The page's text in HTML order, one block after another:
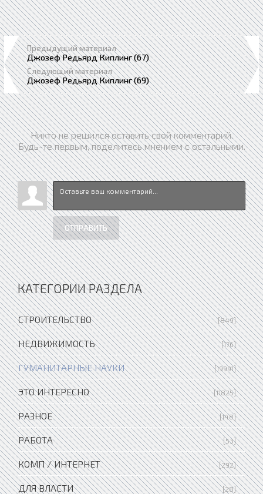
Предыдущий материал
Джозеф Редьярд Киплинг (67)
Следующий материал
Джозеф Редьярд Киплинг (69)
Никто не решился оставить свой комментарий.
Будь-те первым, поделитесь мнением с остальными.
ОТПРАВИТЬ
КАТЕГОРИИ РАЗДЕЛА
СТРОИТЕЛЬСТВО [849]
НЕДВИЖИМОСТЬ [176]
ГУМАНИТАРНЫЕ НАУКИ [19991]
ЭТО ИНТЕРЕСНО [11825]
РАЗНОЕ [148]
РАБОТА [53]
КОМП / ИНТЕРНЕТ [292]
ДЛЯ ВЛАСТИ [28]